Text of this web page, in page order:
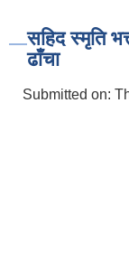
सहिद स्मृति
ढाँचा
Submitted on: